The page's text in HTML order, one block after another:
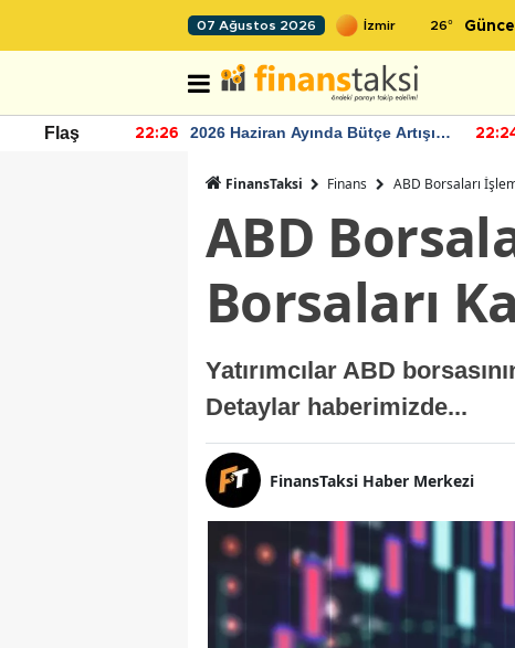
07 Ağustos 2026 26° Güncel
Flaş 22:26
2026 Haziran Ayında Bütçe Artışı
FinansTaksi Finans ABD Borsaları
ABD
Borsaları
Yatırımcılar ABD
Detaylar haberimizde...
FinansTaksi Haber Merkezi